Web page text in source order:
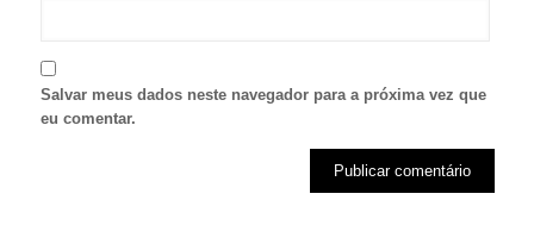
Salvar meus dados neste navegador para a próxima vez que
eu comentar.